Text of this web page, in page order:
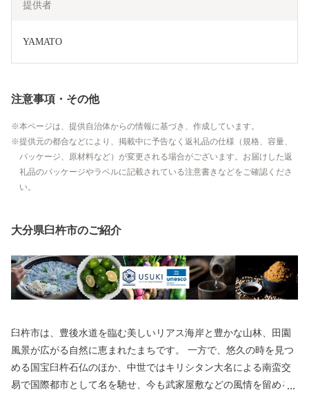
提供者
YAMATO
注意事項・その他
本ページは、提供自治体からの情報に基づき、作成しています。
提供元の都合などにより、掲載中に予告なく返礼品の仕様（規格、容量、
パッケージ、原材料など）が変更される場合がございます。お届けした返
礼品のパッケージやラベルに記載されている注意書きなどをご確認くださ
い。
大分県臼杵市のご紹介
臼杵市は、豊後水道を臨む美しいリアス海岸と豊かな山林、田園
風景が広がる自然に恵まれたまちです。 一方で、悠久の時を見つ
める国宝臼杵石仏のほか、中世ではキリシタン大名による南蛮交
易で国際都市として名を馳せ、今も武家屋敷などの風情を留める